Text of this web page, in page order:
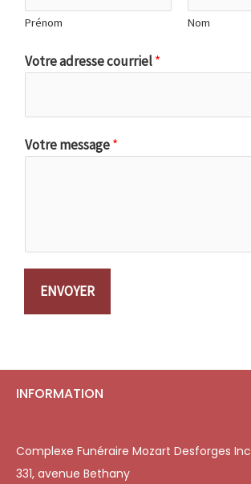
Prénom Nom
Votre adresse courriel*
Votre message*
ENVOYER
INFORMATION
Complexe Funéraire Mozart Desforges Inc
331, avenue Bethany